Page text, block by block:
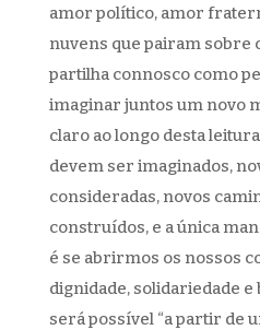
amor político, amor
nuvens que pairam sobre
partilha connosco como
imaginar juntos um novo
claro ao longo desta
devem ser imaginados,
consideradas, novos
construídos, e a única
é se abrirmos os nossos
dignidade, solidariedade e
será possível “a partir de